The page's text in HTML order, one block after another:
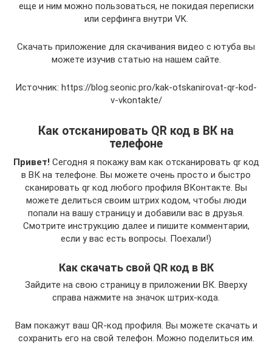
еще и ним можно пользоваться, не покидая переписки
или серфинга внутри VK.
Скачать приложение для скачивания видео с ютуба вы
можете изучив статью на нашем сайте.
Источник: https://blog.seonic.pro/kak-otskanirovat-qr-kod-
v-vkontakte/
Как отсканировать QR код в ВК на
телефоне
Привет! Сегодня я покажу вам как отсканировать qr код
в ВК на телефоне. Вы можете очень просто и быстро
сканировать qr код любого профиля ВКонтакте. Вы
можете делиться своим штрих кодом, чтобы люди
попали на вашу страницу и добавили вас в друзья.
Смотрите инструкцию далее и пишите комментарии,
если у вас есть вопросы. Поехали!)
Как скачать свой QR код в ВК
Зайдите на свою страницу в приложении ВК. Вверху
справа нажмите на значок штрих-кода.
Вам покажут ваш QR-код профиля. Вы можете скачать и
сохранить его на свой телефон. Можно поделиться им.